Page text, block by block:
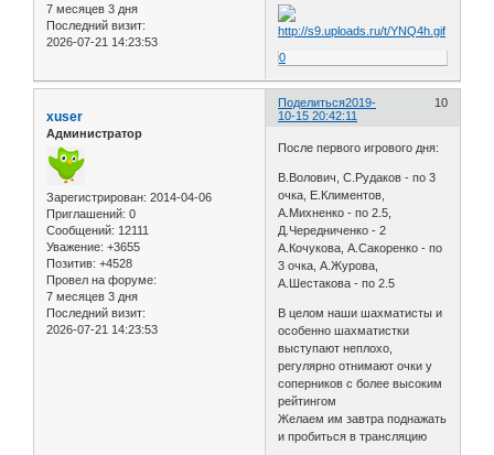
7 месяцев 3 дня
Последний визит:
2026-07-21 14:23:53
0
Поделиться 10
2019-
10-15 20:42:11
xuser
Администратор
Зарегистрирован: 2014-04-06
Приглашений: 0
Сообщений: 12111
Уважение: +3655
Позитив: +4528
Провел на форуме:
7 месяцев 3 дня
Последний визит:
2026-07-21 14:23:53
После первого игрового дня:
В.Волович, С.Рудаков - по 3
очка, Е.Климентов,
А.Михненко - по 2.5,
Д.Чередниченко - 2
А.Кочукова, А.Сакоренко - по
3 очка, А.Журова,
А.Шестакова - по 2.5
В целом наши шахматисты и
особенно шахматистки
выступают неплохо,
регулярно отнимают очки у
соперников с более высоким
рейтингом
Желаем им завтра поднажать
и пробиться в трансляцию